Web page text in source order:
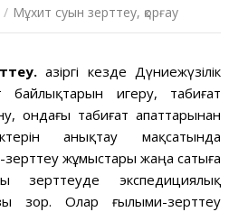
/ Мұхит суын зерттеу, қорғау
Қазіргі кезде Дүниежүзілік
байлықтарын игеру, табиғат
ондағы табиғат апаттарынан
анықтау мақсатында
зерттеу жұмыстары жаңа сатыға
зерттеуде экспедициялық
зор. Олар ғылыми-зерттеу